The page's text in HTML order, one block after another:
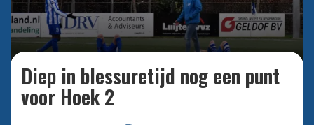
op eigen veld tegen Almkerk
2.
foto's
Diep in blessuretijd nog een punt
voor Hoek 2